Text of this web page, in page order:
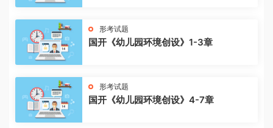
形考试题
国开《幼儿园环境创设》1-3章
形考试题
国开《幼儿园环境创设》4-7章